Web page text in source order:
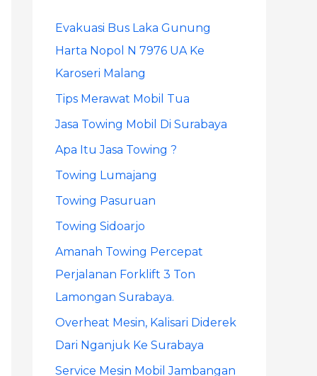
f
o
r
Evakuasi Bus Laka Gunung
Harta Nopol N 7976 UA Ke
Karoseri Malang
Tips Merawat Mobil Tua
Jasa Towing Mobil Di Surabaya
Apa Itu Jasa Towing ?
Towing Lumajang
Towing Pasuruan
Towing Sidoarjo
Amanah Towing Percepat
Perjalanan Forklift 3 Ton
Lamongan Surabaya.
Overheat Mesin, Kalisari Diderek
Dari Nganjuk Ke Surabaya
Service Mesin Mobil Jambangan